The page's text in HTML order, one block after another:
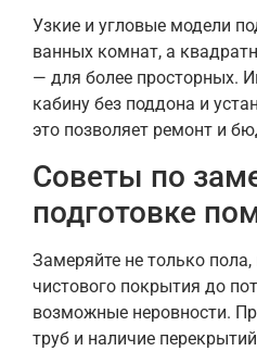
Узкие и угловые модели
ванных комнат, а
— для более просторных.
кабину без поддона и
это позволяет ремонт и
Советы по
подготовке
Замеряйте не только
чистового покрытия до
возможные неровности.
труб и наличие